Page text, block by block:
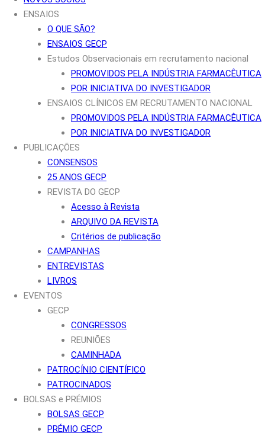
ENSAIOS
O QUE SÃO?
ENSAIOS GECP
Estudos Observacionais em recrutamento nacional
PROMOVIDOS PELA INDÚSTRIA FARMACÊUTICA
POR INICIATIVA DO INVESTIGADOR
ENSAIOS CLÍNICOS EM RECRUTAMENTO NACIONAL
PROMOVIDOS PELA INDÚSTRIA FARMACÊUTICA
POR INICIATIVA DO INVESTIGADOR
PUBLICAÇÕES
CONSENSOS
25 ANOS GECP
REVISTA DO GECP
Acesso à Revista
ARQUIVO DA REVISTA
Critérios de publicação
CAMPANHAS
ENTREVISTAS
LIVROS
EVENTOS
GECP
CONGRESSOS
REUNIÕES
CAMINHADA
PATROCÍNIO CIENTÍFICO
PATROCINADOS
BOLSAS e PRÉMIOS
BOLSAS GECP
PRÉMIO GECP